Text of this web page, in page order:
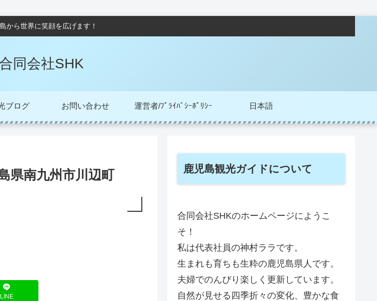
から世界に笑顔を広げます！
同会社SHK
ブログ お問い合わせ 運営者/ﾌﾟﾗｲﾊﾞｼｰﾎﾟﾘｼｰ 日本語
県南九州市川辺町
LINE
鹿児島観光ガイドについて
合同会社SHKのホームページにようこ
そ！
私は代表社員の神村ララです。
生まれも育ちも生粋の鹿児島県人です。
夫婦でのんびり楽しく更新しています。
自然が見せる四季折々の変化、豊かな食